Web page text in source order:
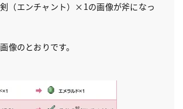
（エンチャント）×1の画像が斧になっ
像のとおりです。